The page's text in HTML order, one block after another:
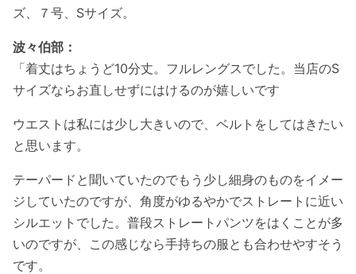
ズ、７号、Sサイズ。
波々伯部：
「着丈はちょうど10分丈。フルレングスでした。当店のS
サイズならお直しせずにはけるのが嬉しいです
ウエストは私には少し大きいので、ベルトをしてはきたい
と思います。
テーパードと聞いていたのでもう少し細身のものをイメー
ジしていたのですが、角度がゆるやかでストレートに近い
シルエットでした。普段ストレートパンツをはくことが多
いのですが、この感じなら手持ちの服とも合わせやすそう
です。